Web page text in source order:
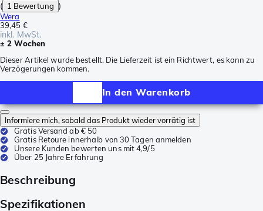
( 1 Bewertung )
Wera
39,45 €
inkl. MwSt.
± 2 Wochen
Dieser Artikel wurde bestellt. Die Lieferzeit ist ein Richtwert, es kann zu
Verzögerungen kommen.
In den Warenkorb
Informiere mich, sobald das Produkt wieder vorrätig ist
Gratis Versand ab € 50
Gratis Retoure innerhalb von 30 Tagen anmelden
Unsere Kunden bewerten uns mit 4,9/5
Über 25 Jahre Erfahrung
Beschreibung
Spezifikationen